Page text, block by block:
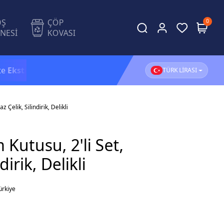
ÇÖP
KOVASI
0
%5 İndirim! 1.500 TL ve üzeri alışverişlerinizde
TÜRK LİRASI
Çelik, Silindirik, Delikli
Kutusu, 2'li Set,
Delikli